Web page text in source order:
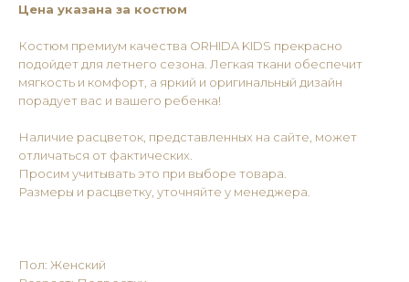
Цена указана за костюм
Костюм премиум качества ORHIDA KIDS прекрасно
подойдет для летнего сезона. Легкая ткани обеспечит
мягкость и комфорт, а яркий и оригинальный дизайн
порадует вас и вашего ребенка!
Наличие расцветок, представленных на сайте, может
отличаться от фактических.
Просим учитывать это при выборе товара.
Размеры и расцветку, уточняйте у менеджера.
Пол: Женский